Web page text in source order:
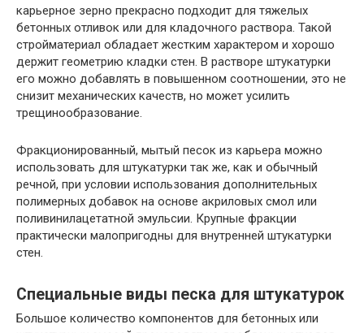
карьерное зерно прекрасно подходит для тяжелых
бетонных отливок или для кладочного раствора. Такой
стройматериал обладает жестким характером и хорошо
держит геометрию кладки стен. В растворе штукатурки
его можно добавлять в повышенном соотношении, это не
снизит механических качеств, но может усилить
трещинообразование.
Фракционированный, мытый песок из карьера можно
использовать для штукатурки так же, как и обычный
речной, при условии использования дополнительных
полимерных добавок на основе акриловых смол или
поливинилацетатной эмульсии. Крупные фракции
практически малопригодны для внутренней штукатурки
стен.
Специальные виды песка для штукатурок
Большое количество компонентов для бетонных или